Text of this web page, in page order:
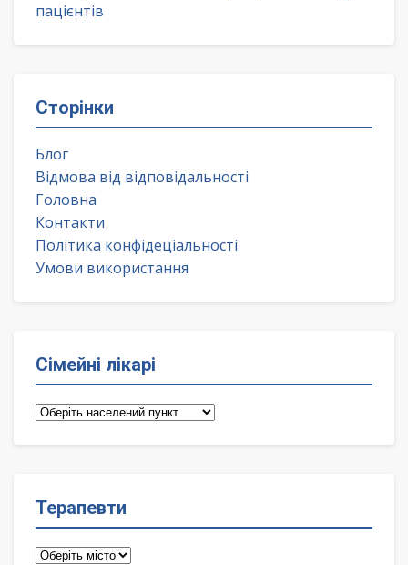
пацієнтів
Сторінки
Блог
Відмова від відповідальності
Головна
Контакти
Політика конфідеціальності
Умови використання
Сімейні лікарі
Сімейні
Терапевти
Терапевти